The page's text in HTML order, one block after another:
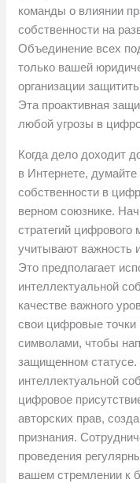
команды о влиянии
собственности на
Объединение всех
только вашей
организации
Эта проактивная
любой угрозы в
Когда дело доходит
в Интернете,
собственности в
верном союзнике.
стратегий цифрового
учитывают важность
Это предполагает
интеллектуальной
качестве важного
свои цифровые
символами, чтобы
защищенном статусе.
интеллектуальной
цифровое
авторских прав,
признания.
проведения
вашем стремлении к